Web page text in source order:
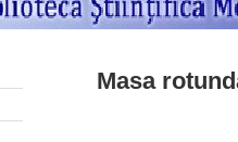
Masa